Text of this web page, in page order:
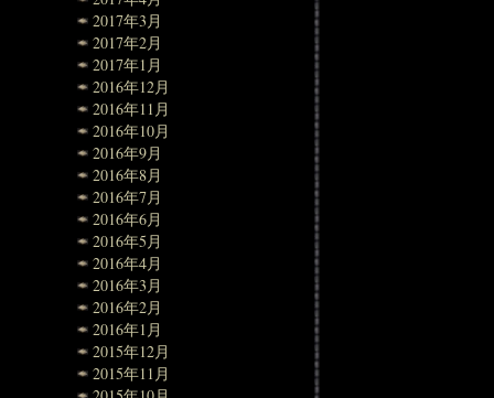
2017年3月
2017年2月
2017年1月
2016年12月
2016年11月
2016年10月
2016年9月
2016年8月
2016年7月
2016年6月
2016年5月
2016年4月
2016年3月
2016年2月
2016年1月
2015年12月
2015年11月